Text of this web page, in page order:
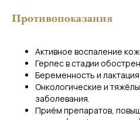
Противопоказания
Активное воспаление
Герпес в стадии
Беременность и
Онкологические и
заболевания.
Приём препаратов,